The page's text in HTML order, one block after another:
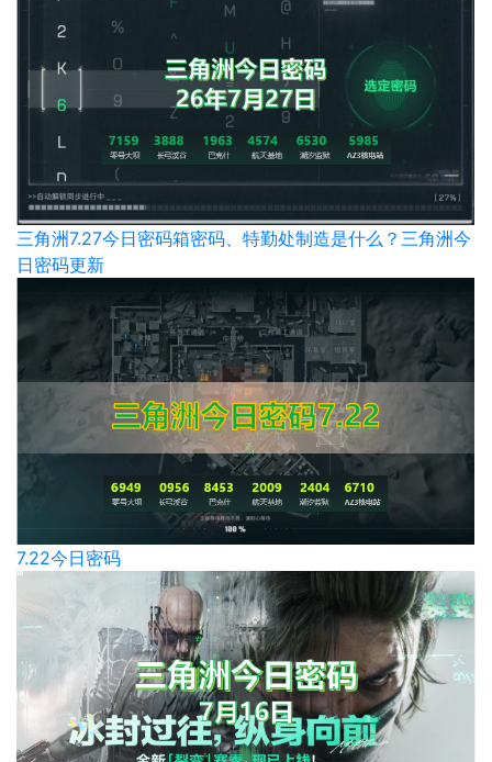
三角洲7.27今日密码箱密码、特勤处制造是什么？三角洲今
日密码更新
7.22今日密码